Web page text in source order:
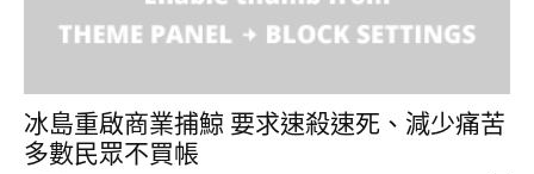
冰島重啟商業捕鯨 要求速殺速死、減少痛苦
多數民眾不買帳